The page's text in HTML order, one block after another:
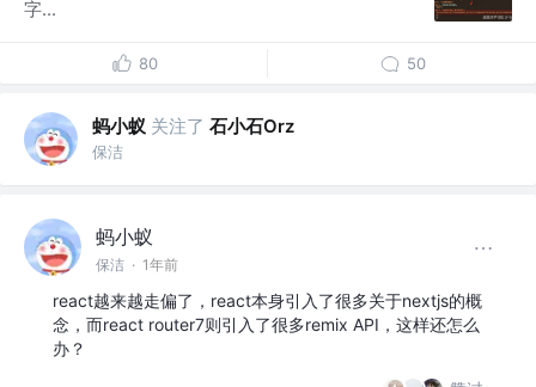
字...
80 50
蚂小蚁 关注了 石小石Orz
保洁
蚂小蚁
保洁 · 1年前
react越来越走偏了，react本身引入了很多关于nextjs的概
念，而react router7则引入了很多remix API，这样还怎么
办？